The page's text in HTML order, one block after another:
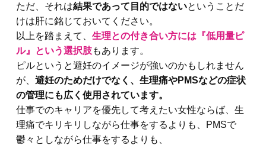
ただ、それは結果であって目的ではないということだ
けは肝に銘じておいてください。
以上を踏まえて、 生理との付き合い方には『低用量ピ
ル』という選択肢もあります。
ピルというと避妊のイメージが強いのかもしれません
が、 避妊のためだけでなく、生理痛やPMSなどの症状
の管理にも広く使用されています。
仕事でのキャリアを優先して考えたい女性ならば、生
理痛でキリキリしながら仕事をするよりも、PMSで
鬱々としながら仕事をするよりも、